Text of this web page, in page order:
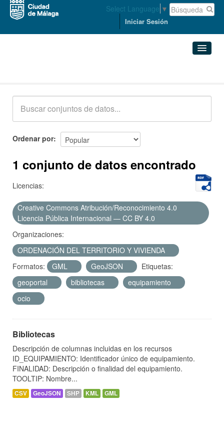
Select Language ▼
Iniciar Sesión
Acerca de
Ordenar por
1 conjunto de datos encontrado
Licencias:
Creative Commons Atribución/Reconocimiento 4.0
Licencia Pública Internacional — CC BY 4.0
Organizaciones:
ORDENACIÓN DEL TERRITORIO Y VIVIENDA
Formatos:
GML GeoJSON
Etiquetas:
geoportal
bibliotecas
equipamiento
ocio
Bibliotecas
Descripción de columnas incluidas en los recursos
ID_EQUIPAMIENTO: Identificador único de equipamiento.
FINALIDAD: Descripción o finalidad del equipamiento.
TOOLTIP: Nombre...
CSV GeoJSON SHP KML GML